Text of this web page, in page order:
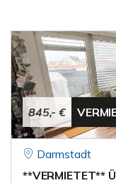
845,- €
Darmstadt
**VERMIETET**